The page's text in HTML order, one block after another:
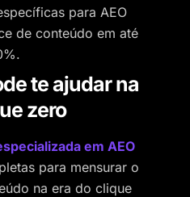
para AEO
de conteúdo em até
te ajudar na
zero
em AEO
para mensurar o
na era do clique